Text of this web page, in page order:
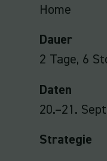
Home
Dauer
2 Tage, 6
Daten
20.–21.
Strategie